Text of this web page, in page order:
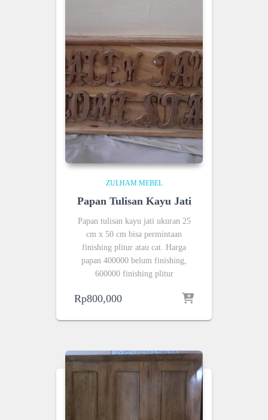
ZULHAM MEBEL
Papan Tulisan Kayu Jati
Papan tulisan kayu jati ukuran 25
cm x 50 cm bisa permintaan
finishing plitur atau cat. Harga
papan 400000 belum finishing,
600000 finishing plitur
Rp800,000